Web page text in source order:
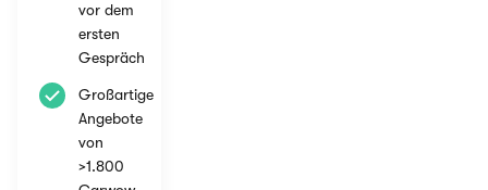
vor dem
ersten
Gespräch
Großartige
Angebote
von
>1.800